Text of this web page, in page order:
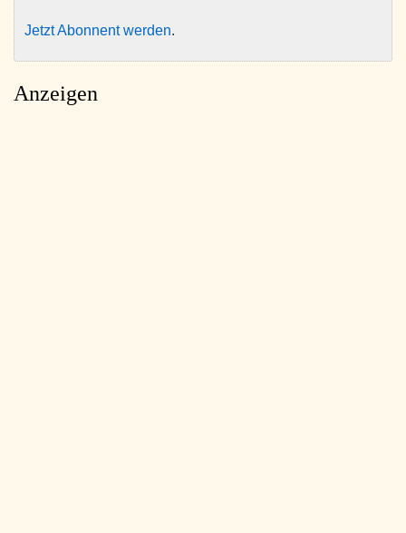
Jetzt Abonnent werden.
Anzeigen